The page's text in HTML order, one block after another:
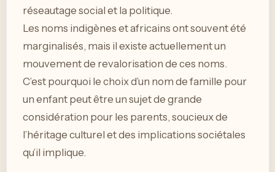
réseautage social et la politique.
Les noms indigènes et africains ont souvent été
marginalisés, mais il existe actuellement un
mouvement de revalorisation de ces noms.
C’est pourquoi le choix d’un nom de famille pour
un enfant peut être un sujet de grande
considération pour les parents, soucieux de
l’héritage culturel et des implications sociétales
qu’il implique.